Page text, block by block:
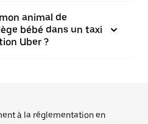
animal de
bébé dans un taxi
Uber ?
à la réglementation en